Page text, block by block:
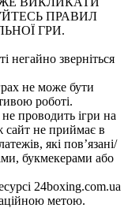
ПРАВИЛ
ГРИ.
негайно зверніться
не може бути
роботі.
проводить ігри на
сайт не приймає в
які пов’язані/
букмекерами або
24boxing.com.ua
метою.